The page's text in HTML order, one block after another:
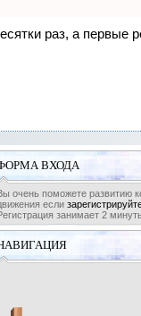
раз, а первые
ВХОДА
очень поможете развитию
если
занимает 2